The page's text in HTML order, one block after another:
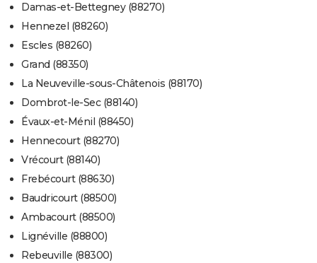
Damas-et-Bettegney (88270)
Hennezel (88260)
Escles (88260)
Grand (88350)
La Neuveville-sous-Châtenois (88170)
Dombrot-le-Sec (88140)
Évaux-et-Ménil (88450)
Hennecourt (88270)
Vrécourt (88140)
Frebécourt (88630)
Baudricourt (88500)
Ambacourt (88500)
Lignéville (88800)
Rebeuville (88300)